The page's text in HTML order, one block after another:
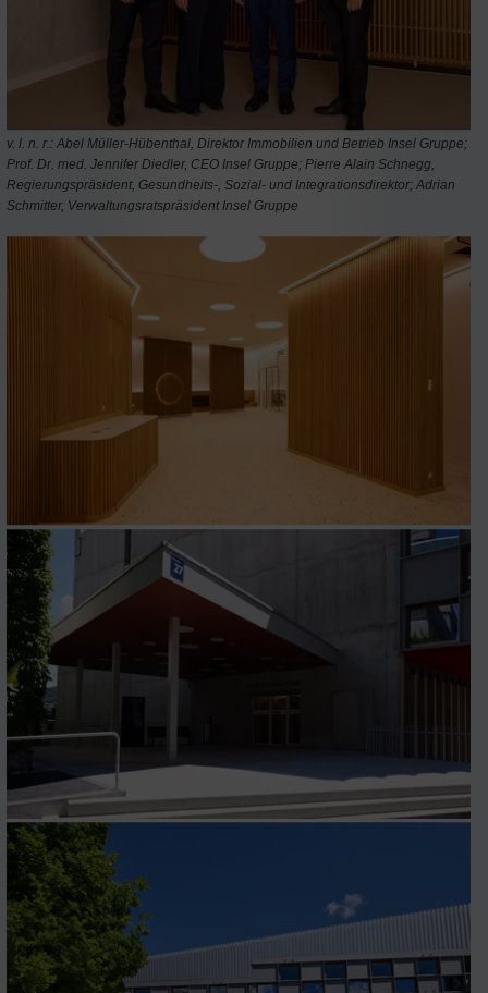
v. l. n. r.: Abel Müller-Hübenthal, Direktor Immobilien und Betrieb Insel Gruppe;
Prof. Dr. med. Jennifer Diedler, CEO Insel Gruppe; Pierre Alain Schnegg,
Regierungspräsident, Gesundheits-, Sozial- und Integrationsdirektor; Adrian
Schmitter, Verwaltungsratspräsident Insel Gruppe